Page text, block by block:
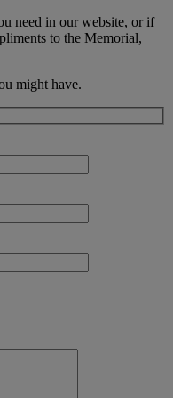
need in our website, or if
to the Memorial,
might have.